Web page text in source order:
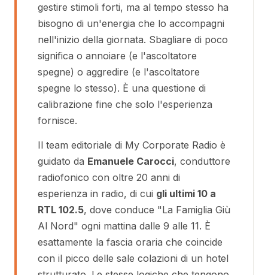
gestire stimoli forti, ma al tempo stesso ha
bisogno di un'energia che lo accompagni
nell'inizio della giornata. Sbagliare di poco
significa o annoiare (e l'ascoltatore
spegne) o aggredire (e l'ascoltatore
spegne lo stesso). È una questione di
calibrazione fine che solo l'esperienza
fornisce.
Il team editoriale di My Corporate Radio è
guidato da Emanuele Carocci, conduttore
radiofonico con oltre 20 anni di
esperienza in radio, di cui gli ultimi 10 a
RTL 102.5, dove conduce "La Famiglia Giù
Al Nord" ogni mattina dalle 9 alle 11. È
esattamente la fascia oraria che coincide
con il picco delle sale colazioni di un hotel